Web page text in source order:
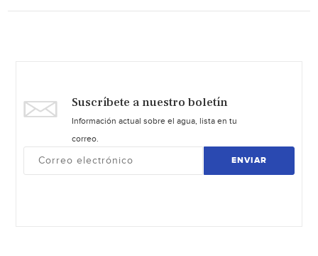
Suscríbete a nuestro boletín
Información actual sobre el agua, lista en tu
correo.
ENVIAR